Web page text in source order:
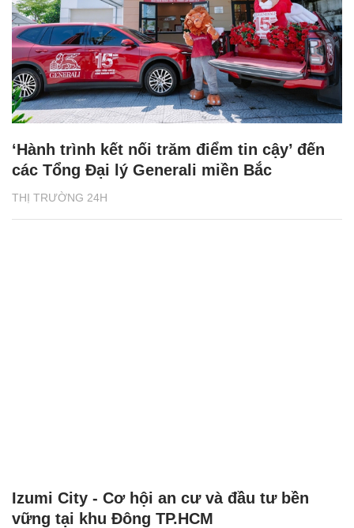
THỊ TRƯỜNG 24H
‘Hành trình kết nối trăm điểm tin cậy’ đến
các Tổng Đại lý Generali miền Bắc
Izumi City - Cơ hội an cư và đầu tư bền
vững tại khu Đông TP.HCM